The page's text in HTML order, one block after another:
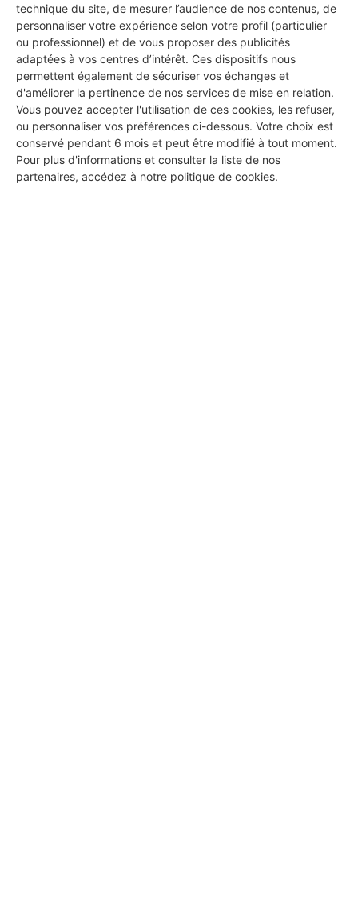
technique du site, de mesurer l’audience de nos contenus, de
personnaliser votre expérience selon votre profil (particulier
ou professionnel) et de vous proposer des publicités
adaptées à vos centres d’intérêt. Ces dispositifs nous
permettent également de sécuriser vos échanges et
d'améliorer la pertinence de nos services de mise en relation.
Vous pouvez accepter l'utilisation de ces cookies, les refuser,
ou personnaliser vos préférences ci-dessous. Votre choix est
conservé pendant 6 mois et peut être modifié à tout moment.
Pour plus d'informations et consulter la liste de nos
partenaires, accédez à notre politique de cookies.
18 ans d'expérience
Voir sa fiche
azur deco
Menton
36 ans d'expérience